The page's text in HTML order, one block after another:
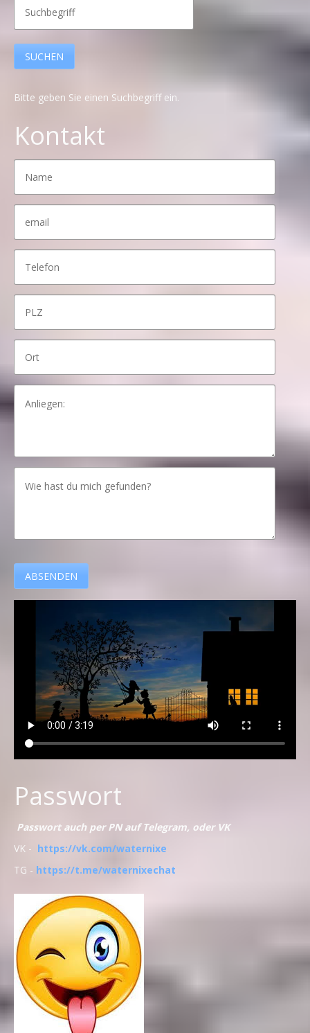
Bitte geben Sie einen Suchbegriff ein.
Kontakt
Passwort
Passwort auch per PN auf Telegram, oder VK
VK - https://vk.com/waternixe
TG - https://t.me/waternixechat